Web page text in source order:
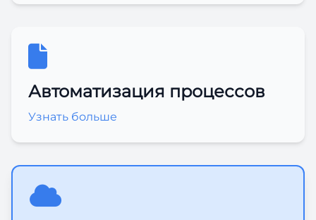
Автоматизация процессов
Узнать больше